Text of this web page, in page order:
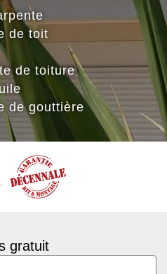
de toit
de toiture
de gouttière
gratuit